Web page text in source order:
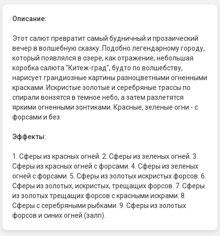
Описание:
Этот салют превратит самый будничный и прозаический
вечер в волшебную сказку. Подобно легендарному городу,
который появлялся в озере, как отражение, небольшая
коробка салюта "Китеж-град", будто по волшебству,
нарисует грандиозные картины разноцветными огненными
красками. Искристые золотые и серебряные трассы по
спирали вонзятся в темное небо, а затем разлетятся
яркими огненными зонтиками. Красные, зеленые огни - с
форсами и без.
Эффекты:
1. Сферы из красных огней. 2. Сферы из зеленых огней. 3.
Сферы из красных огней с форсами. 4. Сферы из зеленых
огней с форсами. 5. Сферы из золотых искристых форсов. 6.
Сферы из золотых, искристых, трещащих форсов. 7. Сферы
из золотых трещащих форсов с красными искрами. 8.
Сферы с серебряными рыбками. 9. Сферы из золотых
форсов и синих огней (залп).